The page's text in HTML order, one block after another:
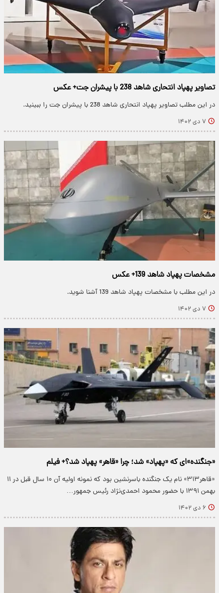
تصاویر پهپاد انتحاری شاهد 238 با پیشران جت+ عکس
در این مطلب تصاویر پهپاد انتحاری شاهد 238 با پیشران جت را ببینید.
۷ دی ۱۴۰۲
مشخصات پهپاد شاهد 139+ عکس
در این مطلب با مشخصات پهپاد شاهد 139 آشنا شوید.
۷ دی ۱۴۰۲
«جنگنده‌»ای که «پهپاد» شد؛ چرا «قاهر» پهپاد شد؟+ فیلم
«قاهر۳۱۳» نام یک جنگنده باسرنشین بود که نمونه اولیه آن ۱۰ سال قبل در ۱۱
بهمن ۱۳۹۱ با حضور محمود احمدی‌نژاد رئیس جمهور…
۶ دی ۱۴۰۲